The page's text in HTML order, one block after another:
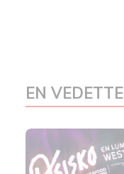
EN VEDETTE